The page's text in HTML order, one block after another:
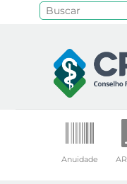
Anuidade